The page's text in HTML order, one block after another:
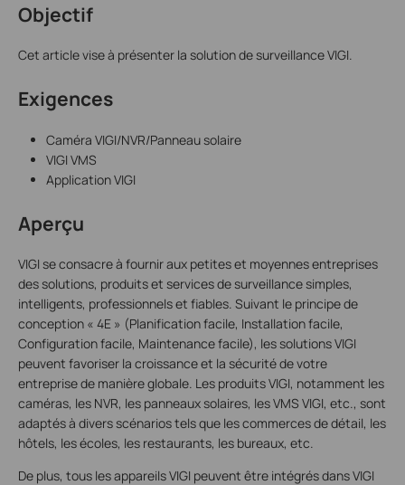
Objectif
Cet article vise à présenter la solution de surveillance VIGI.
Exigences
Caméra VIGI/NVR/Panneau solaire
VIGI VMS
Application VIGI
Aperçu
VIGI se consacre à fournir aux petites et moyennes entreprises
des solutions, produits et services de surveillance simples,
intelligents, professionnels et fiables. Suivant le principe de
conception « 4E » (Planification facile, Installation facile,
Configuration facile, Maintenance facile), les solutions VIGI
peuvent favoriser la croissance et la sécurité de votre
entreprise de manière globale. Les produits VIGI, notamment les
caméras, les NVR, les panneaux solaires, les VMS VIGI, etc., sont
adaptés à divers scénarios tels que les commerces de détail, les
hôtels, les écoles, les restaurants, les bureaux, etc.
De plus, tous les appareils VIGI peuvent être intégrés dans VIGI